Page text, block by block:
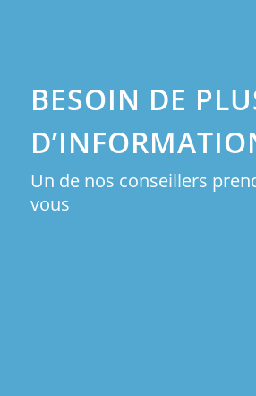
BESOIN DE
Un de nos conseillers
vous